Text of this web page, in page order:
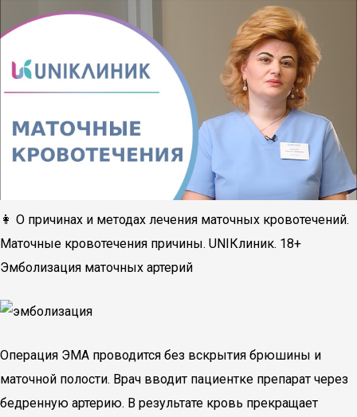
👩 О причинах и методах лечения маточных кровотечений.
Маточные кровотечения причины. UNIКлиник. 18+
Эмболизация маточных артерий
Операция ЭМА проводится без вскрытия брюшины и
маточной полости. Врач вводит пациентке препарат через
бедренную артерию. В результате кровь прекращает